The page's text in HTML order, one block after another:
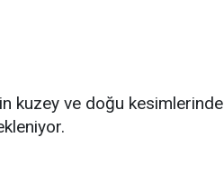
kuzey ve doğu kesimlerinde